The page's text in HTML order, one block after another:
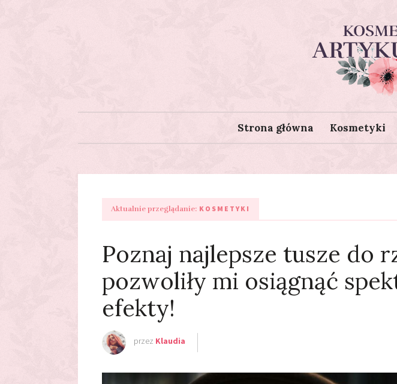
Kosmetyczna
Strona główna Kosmetyki
Aktualnie przeglądanie: KOSMETYKI
Poznaj najlepsze tusze do
pozwoliły mi osiągnąć
efekty!
przez Klaudia